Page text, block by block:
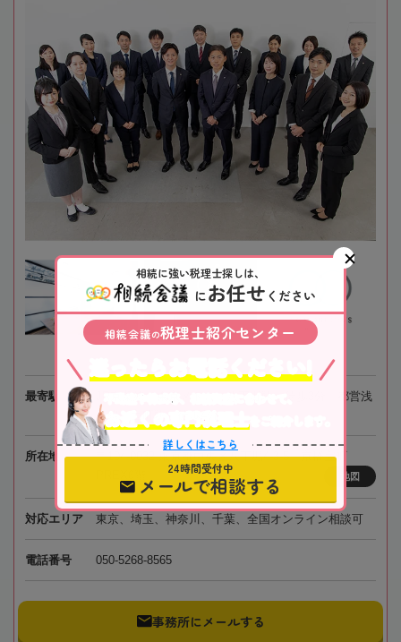
最寄駅
JR京葉線、東京メトロ「八丁堀駅」徒歩3分、都営浅
草線「宝町駅」徒歩4分
所在地
〒104-0032 東京都中央区八丁堀4-3-5 京橋宝町
地図
対応エリア 東京、埼玉、神奈川、千葉、全国オンライン相談可
電話番号 050-5268-8565
事務所にメールする
相続に強い税理士探しは、
にお任せ ください
相続会議の税理士紹介センター
不動産や株式等、相続資産に合わせて、
お近くの専門税理士
をご紹介します。
詳しくはこちら
24時間受付中
メールで相談する